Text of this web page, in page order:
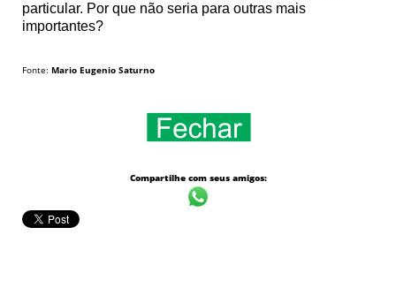
particular. Por que não seria para outras mais
importantes?
Fonte: Mario Eugenio Saturno
Compartilhe com seus amigos: